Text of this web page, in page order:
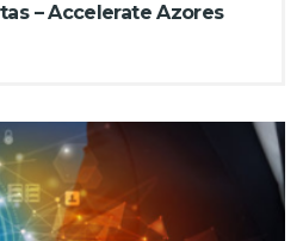
– Accelerate Azores